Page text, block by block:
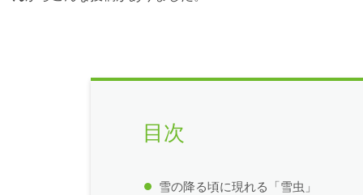
目次
雪の降る頃に現れる「雪虫」